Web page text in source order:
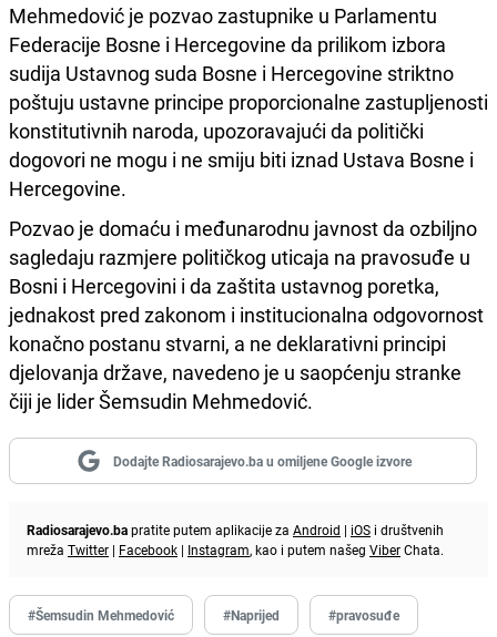
Mehmedović je pozvao zastupnike u Parlamentu
Federacije Bosne i Hercegovine da prilikom izbora
sudija Ustavnog suda Bosne i Hercegovine striktno
poštuju ustavne principe proporcionalne zastupljenosti
konstitutivnih naroda, upozoravajući da politički
dogovori ne mogu i ne smiju biti iznad Ustava Bosne i
Hercegovine.
Pozvao je domaću i međunarodnu javnost da ozbiljno
sagledaju razmjere političkog uticaja na pravosuđe u
Bosni i Hercegovini i da zaštita ustavnog poretka,
jednakost pred zakonom i institucionalna odgovornost
konačno postanu stvarni, a ne deklarativni principi
djelovanja države, navedeno je u saopćenju stranke
čiji je lider Šemsudin Mehmedović.
Dodajte Radiosarajevo.ba u omiljene Google izvore
Radiosarajevo.bapratite putem aplikacije za Android | iOS i društvenih
mreža Twitter | Facebook | Instagram, kao i putem našeg ViberChata.
#Šemsudin Mehmedović #Naprijed #pravosuđe